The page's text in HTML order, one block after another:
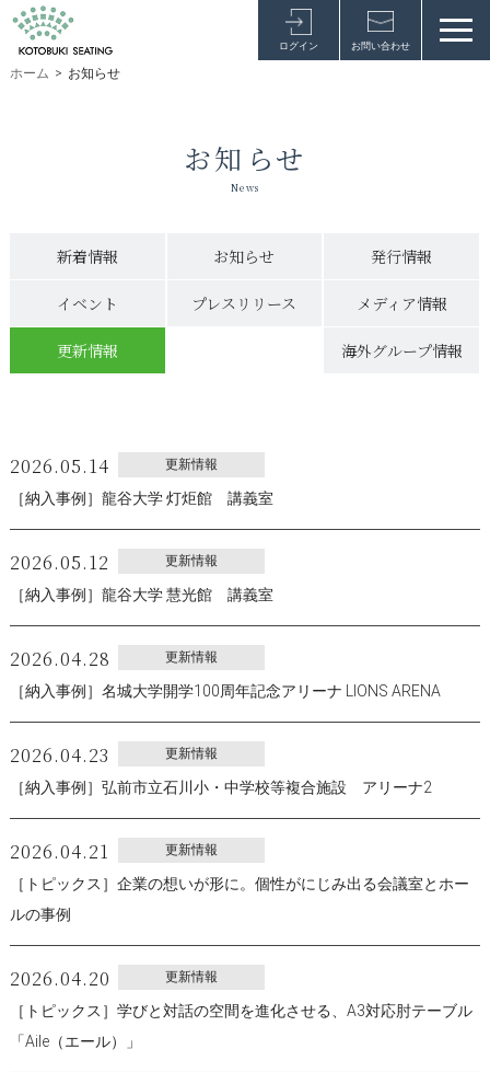
ログイン お問い合わせ
ホーム > お知らせ
お知らせ
News
新着情報 お知らせ 発行情報
イベント プレスリリース メディア情報
更新情報 海外グループ情報
2026.05.14 更新情報
［納入事例］龍谷大学 灯炬館 講義室
2026.05.12 更新情報
［納入事例］龍谷大学 慧光館 講義室
2026.04.28 更新情報
［納入事例］名城大学開学100周年記念アリーナ LIONS ARENA
2026.04.23 更新情報
［納入事例］弘前市立石川小・中学校等複合施設 アリーナ2
2026.04.21 更新情報
［トピックス］企業の想いが形に。個性がにじみ出る会議室とホー
ルの事例
2026.04.20 更新情報
［トピックス］学びと対話の空間を進化させる、A3対応肘テーブル
「Aile（エール）」